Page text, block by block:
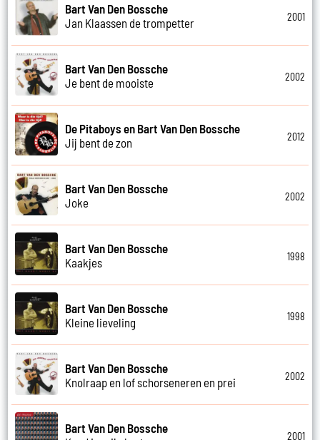
Bart Van Den Bossche
Jan Klaassen de trompetter
2001
Bart Van Den Bossche
Je bent de mooiste
2002
De Pitaboys en Bart Van Den Bossche
Jij bent de zon
2012
Bart Van Den Bossche
Joke
2002
Bart Van Den Bossche
Kaakjes
1998
Bart Van Den Bossche
Kleine lieveling
1998
Bart Van Den Bossche
Knolraap en lof schorseneren en prei
2002
Bart Van Den Bossche
2001